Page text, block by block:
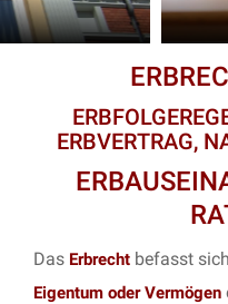
ERBVERTRAG,
Das Erbrecht befasst
Eigentum oder Vermögen